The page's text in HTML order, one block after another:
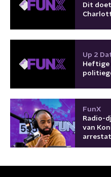
Dit
Up 2
Heftige
FunX
Radio-
van